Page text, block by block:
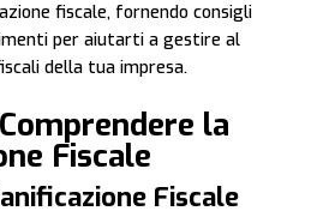
fiscale, fornendo consigli
per aiutarti a gestire al
della tua impresa.
la
Fiscale
Fiscale